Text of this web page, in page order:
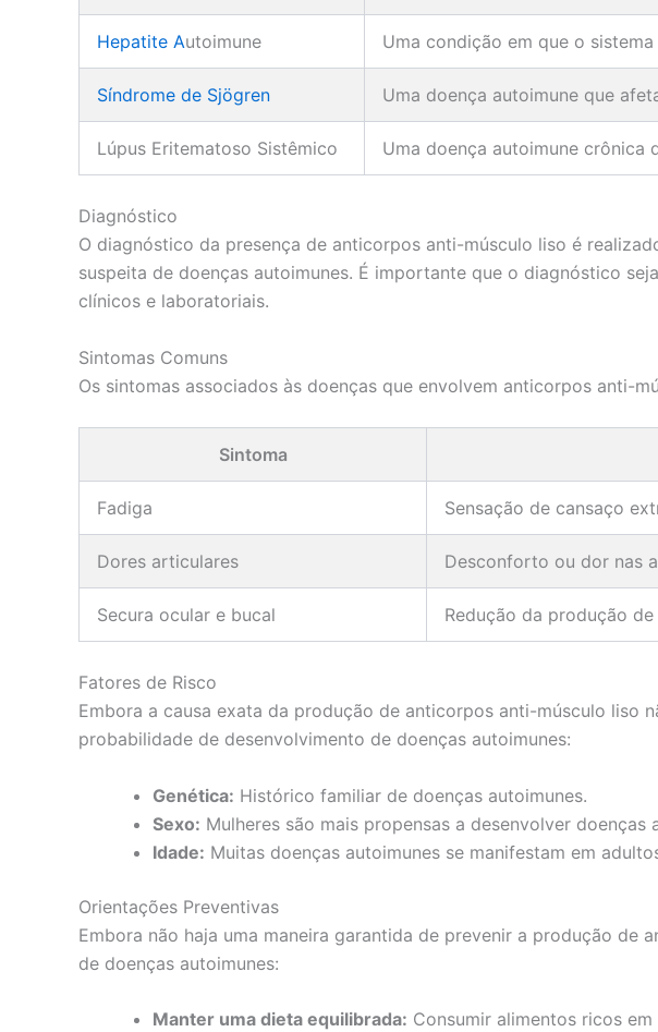
Hepatite Autoimune Uma condição em que o
Síndrome de Sjögren Uma doença autoimune que
Lúpus Eritematoso Sistêmico Uma doença autoimune
Diagnóstico
O diagnóstico da presença de anticorpos anti-músculo liso é
suspeita de doenças autoimunes. É importante que o diagnóstico
clínicos e laboratoriais.
Sintomas Comuns
Os sintomas associados às doenças que envolvem anticorpos anti-
Sintoma
Fadiga Sensação de cansaço
Dores articulares Desconforto ou dor nas
Secura ocular e bucal Redução da produção
Fatores de Risco
Embora a causa exata da produção de anticorpos anti-músculo liso
probabilidade de desenvolvimento de doenças autoimunes:
Genética: Histórico familiar de doenças autoimunes.
Sexo: Mulheres são mais propensas a desenvolver doenças
Idade: Muitas doenças autoimunes se manifestam em
Orientações Preventivas
Embora não haja uma maneira garantida de prevenir a produção
de doenças autoimunes:
Manter uma dieta equilibrada: Consumir alimentos ricos